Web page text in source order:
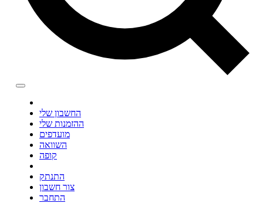
החשבון שלי
ההזמנות שלי
מועדפים
השוואה
קופה
התנתק
צור חשבון
התחבר